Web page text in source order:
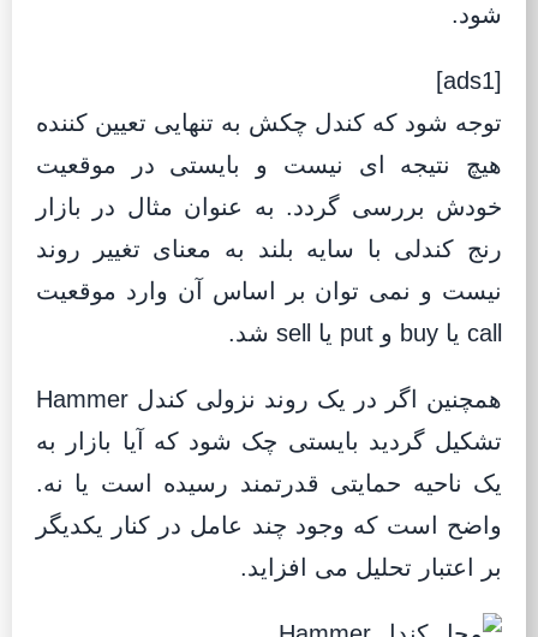
شود.
[ads1]
توجه شود که کندل چکش به تنهایی تعیین کننده
هیچ نتیجه ای نیست و بایستی در موقعیت
خودش بررسی گردد. به عنوان مثال در بازار
رنج کندلی با سایه بلند به معنای تغییر روند
نیست و نمی توان بر اساس آن وارد موقعیت
call یا buy و put یا sell شد.
همچنین اگر در یک روند نزولی کندل Hammer
تشکیل گردید بایستی چک شود که آیا بازار به
یک ناحیه حمایتی قدرتمند رسیده است یا نه.
واضح است که وجود چند عامل در کنار یکدیگر
بر اعتبار تحلیل می افزاید.